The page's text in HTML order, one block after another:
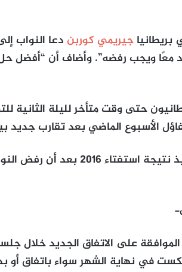
جيريمي كوربن دعا النواب
معًا ويجب رفضه”. وأضاف أن “أفضل
حتى وقت متأخر لليلة الثانية
الأسبوع الماضي بعد تقارب جديد
والاتفاق هو الثاني من نوعه لتنفيذ
على الاتفاق الجديد خلال
في نهاية الشهر سواء باتفاق أو